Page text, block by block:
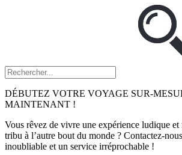
DÉBUTEZ VOTRE VOYAGE SUR-
MAINTENANT !
Vous rêvez de vivre une expérience ludique
tribu à l’autre bout du monde ? Contactez-
inoubliable et un service irréprochable !